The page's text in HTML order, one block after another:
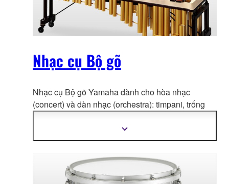
Nhạc cụ Bộ gõ
Nhạc cụ Bộ gõ Yamaha dành cho hòa nhạc
(concert) và dàn nhạc (orchestra): timpani, trống
vibraphone, chime và nhiều nhạc cụ khác.
Hiển
tin